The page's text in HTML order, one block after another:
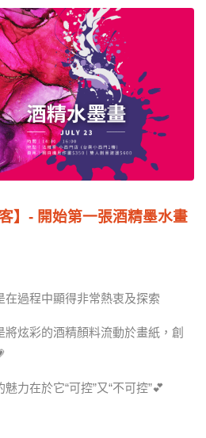
】- 開始第一張酒精墨水畫
過程中顯得非常熱衷及探索
炫彩的酒精顏料流動於畫紙，創
力在於它“可控”又“不可控”💕